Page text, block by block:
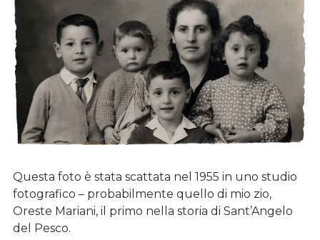
Questa foto è stata scattata nel 1955 in uno studio
fotografico – probabilmente quello di mio zio,
Oreste Mariani, il primo nella storia di Sant’Angelo
del Pesco.